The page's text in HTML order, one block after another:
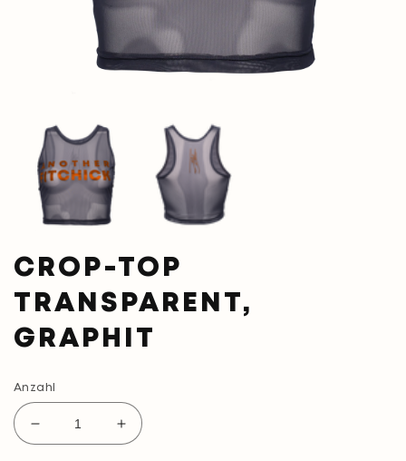
Modal
öffnen
CROP-TOP
TRANSPARENT,
GRAPHIT
Anzahl
Verringere
die
Erhöhe
die